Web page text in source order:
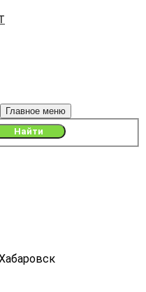
Главное меню